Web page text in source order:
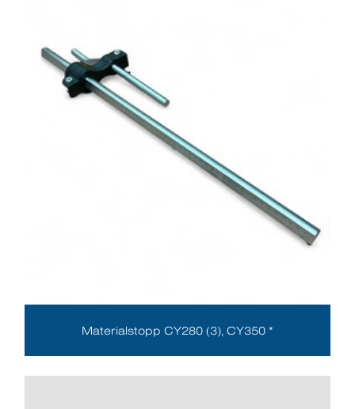
Materialstopp CY280 (3), CY350 *